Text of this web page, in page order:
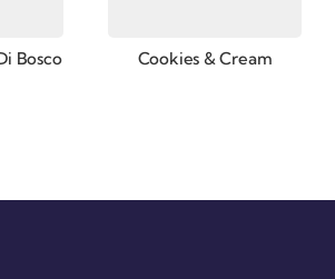
Bosco Cookies & Cream